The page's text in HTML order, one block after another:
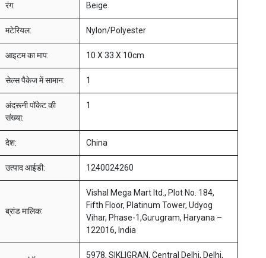
रंग: Beige
मटेरियल: Nylon/Polyester
आइटम का माप: 10 X 33 X 10cm
सेल्स पैकेज में सामान: 1
अंदरूनी पॉकेट की
संख्या:
1
देश: China
उत्पाद आईडी: 1240024260
ब्रांड मालिक:
Vishal Mega Mart ltd., Plot No. 184,
Fifth Floor, Platinum Tower, Udyog
Vihar, Phase-1,Gurugram, Haryana –
122016, India
5978, SIKLIGRAN, Central Delhi, Delhi,